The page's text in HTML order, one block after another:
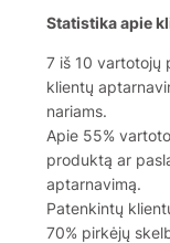
Statistika apie
7 iš 10 vartotojų
klientų
nariams.
Apie 55%
produktą ar
aptarnavimą.
Patenkintų
70% pirkėjų